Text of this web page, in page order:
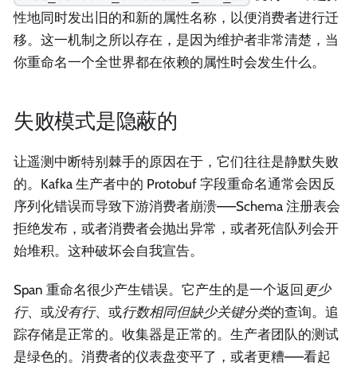
性地同时发出旧的和新的属性名称，以便消费者进行迁
移。这一机制之所以存在，是因为维护者非常清楚，当
你重命名一个全世界都在依赖的属性时会发生什么。
失败模式是隐蔽的
让遥测中断特别棘手的原因在于，它们往往是静默失败
的。Kafka 生产者中的 Protobuf 字段重命名通常会因反
序列化错误而导致下游消费者崩溃——Schema 注册表会
拒绝发布，或者消费者会抛出异常，或者死信队列会开
始堆积。这种破坏会自我宣告。
Span 重命名很少产生错误。它产生的是一个返回 更少
行、或没有行、或行数相同但缺少关键分类的查询。追
踪存储是正常的。收集器是正常的。生产者团队的测试
是绿色的。消费者的仪表盘变平了，或者更糟——看起